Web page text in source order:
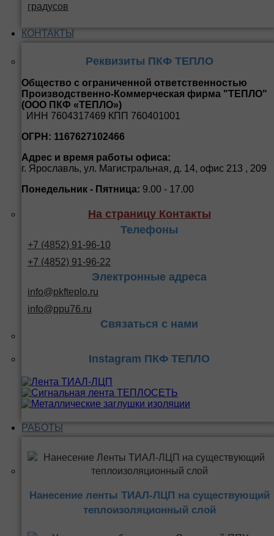
градусов
КОНТАКТЫ
Реквизиты ПКФ ТЕПЛО
Общество с ограниченной ответственностью
Производственно-Коммерческая фирма "ТЕПЛО"
(ООО ПКФ «ТЕПЛО»)
ИНН 7604317469 КПП 760401001
ОГРН: 1167627102466
Адрес и время работы офиса:
г. Ярославль, ул. Магистральная, д. 14, офис 213 , 209
Понедельник - Пятница: 9.00 - 17.00
На страницу Контакты
Телефоны
+7 (4852) 91-96-10
+7 (4852) 91-96-22
Электронные адреса
info@pkfteplo.ru
info@ppu76.ru
Связаться с нами
Instagram ПКФ ТЕПЛО
РАБОТЫ
Нанесение ленты ТИАЛ-ЛЦП на существующий
теплоизоляционный слой